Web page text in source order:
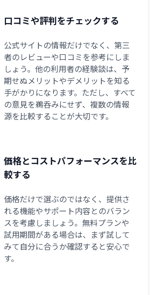
口コミや評判をチェックする
公式サイトの情報だけでなく、第三
者のレビューや口コミを参考にしま
しょう。他の利用者の経験談は、予
期せぬメリットやデメリットを知る
手がかりになります。ただし、すべて
の意見を鵜呑みにせず、複数の情報
源を比較することが大切です。
価格とコストパフォーマンスを比
較する
価格だけで選ぶのではなく、提供さ
れる機能やサポート内容とのバラン
スを考慮しましょう。無料プランや
試用期間がある場合は、まず試して
みて自分に合うか確認すると安心で
す。